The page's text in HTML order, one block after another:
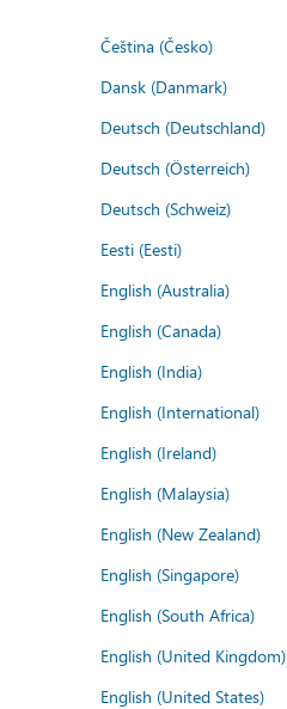
Čeština (Česko)
Dansk (Danmark)
Deutsch (Deutschland)
Deutsch (Österreich)
Deutsch (Schweiz)
Eesti (Eesti)
English (Australia)
English (Canada)
English (India)
English (International)
English (Ireland)
English (Malaysia)
English (New Zealand)
English (Singapore)
English (South Africa)
English (United Kingdom)
English (United States)